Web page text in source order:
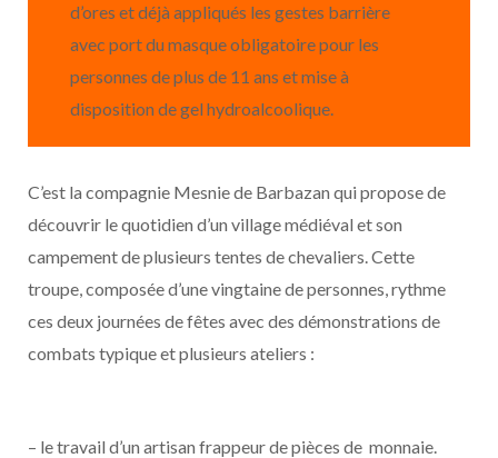
d’ores et déjà appliqués les gestes barrière
avec port du masque obligatoire pour les
personnes de plus de 11 ans et mise à
disposition de gel hydroalcoolique.
C’est la compagnie Mesnie de Barbazan qui propose de
découvrir le quotidien d’un village médiéval et son
campement de plusieurs tentes de chevaliers. Cette
troupe, composée d’une vingtaine de personnes, rythme
ces deux journées de fêtes avec des démonstrations de
combats typique et plusieurs ateliers :
– le travail d’un artisan frappeur de pièces de monnaie.